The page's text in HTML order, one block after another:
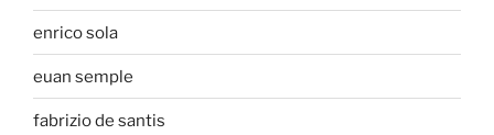
enrico sola
euan semple
fabrizio de santis